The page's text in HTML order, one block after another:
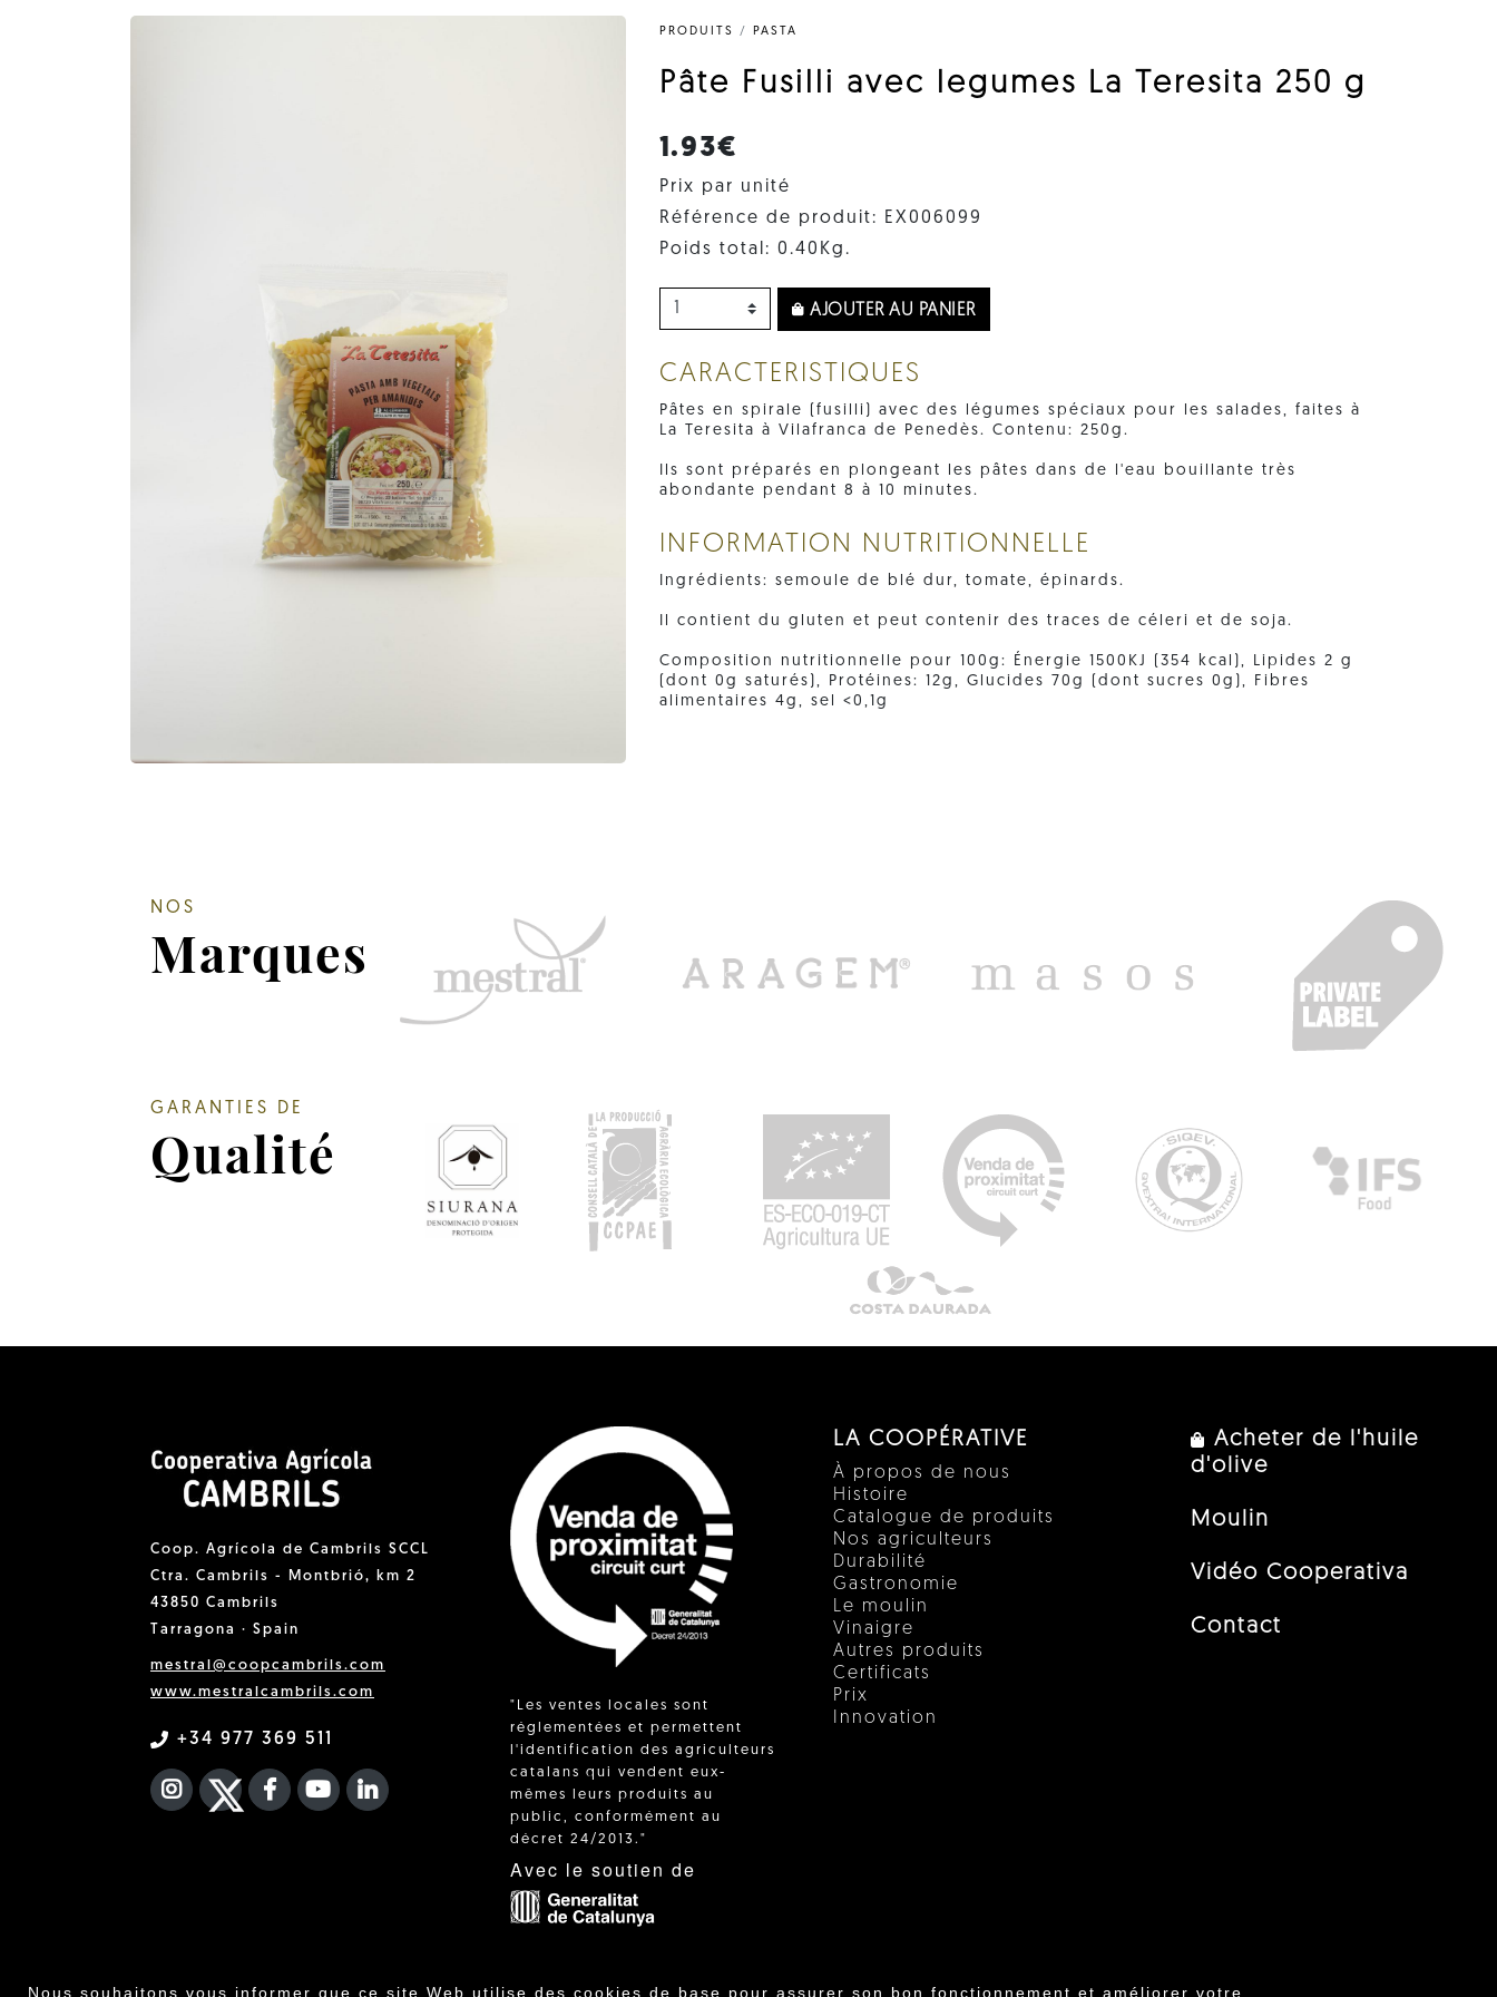
Nous souhaitons vous informer que ce site Web utilise des cookies de base pour assurer son bon fonctionnement et améliorer votre
PRODUITS / PASTA
Pâte Fusilli avec legumes La Teresita 250 g
1.93€
Prix par unité
Référence de produit: EX006099
Poids total: 0.40Kg.
AJOUTER AU PANIER
CARACTERISTIQUES
Pâtes en spirale (fusilli) avec des légumes spéciaux pour les salades, faites à
La Teresita à Vilafranca de Penedès. Contenu: 250g.
Ils sont préparés en plongeant les pâtes dans de l'eau bouillante très
abondante pendant 8 à 10 minutes.
INFORMATION NUTRITIONNELLE
Ingrédients: semoule de blé dur, tomate, épinards.
Il contient du gluten et peut contenir des traces de céleri et de soja.
Composition nutritionnelle pour 100g: Énergie 1500KJ (354 kcal), Lipides 2 g
(dont 0g saturés), Protéines: 12g, Glucides 70g (dont sucres 0g), Fibres
alimentaires 4g, sel <0,1g
NOS
Marques
GARANTIES DE
Qualité
Coop. Agrícola de Cambrils SCCL
Ctra. Cambrils - Montbrió, km 2
43850 Cambrils
Tarragona · Spain
mestral@coopcambrils.com
www.mestralcambrils.com
+34 977 369 511
INSTAGRAM
TWITTER
FACEBOOK F
YOUTUBEFA LINKEDIN IN
"Les ventes locales sont
réglementées et permettent
l'identification des agriculteurs
catalans qui vendent eux-
mêmes leurs produits au
public, conformément au
décret 24/2013."
Avec le soutien de
LA COOPÉRATIVE
À propos de nous
Histoire
Catalogue de produits
Nos agriculteurs
Durabilité
Gastronomie
Le moulin
Vinaigre
Autres produits
Certificats
Prix
Innovation
Acheter de l'huile
d'olive
Moulin
Vidéo Cooperativa
Contact